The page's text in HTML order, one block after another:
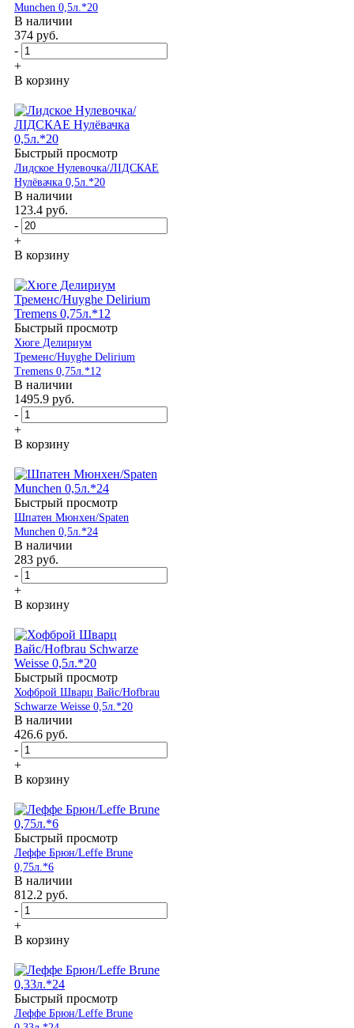
Munchen 0,5л.*20
В наличии
374 руб.
-
+
В корзину
Быстрый просмотр
Лидское Нулевочка/ЛІДСКАЕ
Нулёвачка 0,5л.*20
В наличии
123.4 руб.
-
+
В корзину
Быстрый просмотр
Хюге Делириум
Тременс/Huyghe Delirium
Tremens 0,75л.*12
В наличии
1495.9 руб.
-
+
В корзину
Быстрый просмотр
Шпатен Мюнхен/Spaten
Munchen 0,5л.*24
В наличии
283 руб.
-
+
В корзину
Быстрый просмотр
Хофброй Шварц Вайс/Hofbrau
Schwarze Weisse 0,5л.*20
В наличии
426.6 руб.
-
+
В корзину
Быстрый просмотр
Леффе Брюн/Leffe Brune
0,75л.*6
В наличии
812.2 руб.
-
+
В корзину
Быстрый просмотр
Леффе Брюн/Leffe Brune